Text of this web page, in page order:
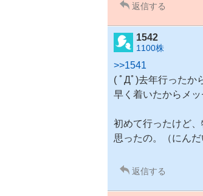
返信する
1542
1100株
>>1541
( ﾟДﾟ)去年行ったか
早く着いたからメッ
初めて行ったけど
思ったの。（にん
返信する